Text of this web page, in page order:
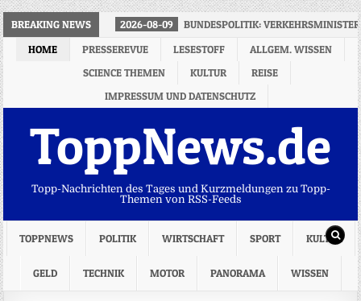
BREAKING NEWS 2026-08-09
BUNDESPOLITIK:
HOME
PRESSEREVUE LESESTOFF
ALLGEM. WISSEN
SCIENCE THEMEN
KULTUR
REISE
IMPRESSUM UND DATENSCHUTZ
ToppNews.de
Topp-Nachrichten des Tages und Kurzmeldungen zu Topp-
Themen von RSS-Feeds
TOPPNEWS POLITIK WIRTSCHAFT SPORT KULTUR
GELD TECHNIK MOTOR PANORAMA WISSEN